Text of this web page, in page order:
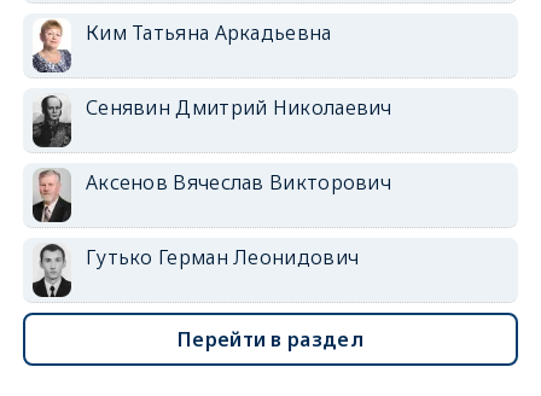
Ким Татьяна Аркадьевна
Сенявин Дмитрий Николаевич
Аксенов Вячеслав Викторович
Гутько Герман Леонидович
Перейти в раздел